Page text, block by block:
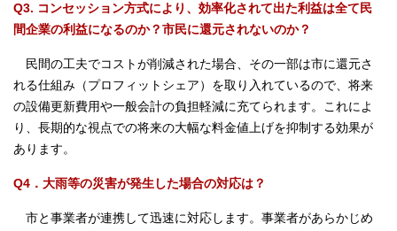
Q3. コンセッション方式により、効率化されて出た利益は全て民
間企業の利益になるのか？市民に還元されないのか？
民間の工夫でコストが削減された場合、その一部は市に還元さ
れる仕組み（プロフィットシェア）を取り入れているので、将来
の設備更新費用や一般会計の負担軽減に充てられます。これによ
り、長期的な視点での将来の大幅な料金値上げを抑制する効果が
あります。
Q4．大雨等の災害が発生した場合の対応は？
市と事業者が連携して迅速に対応します。事業者があらかじめ